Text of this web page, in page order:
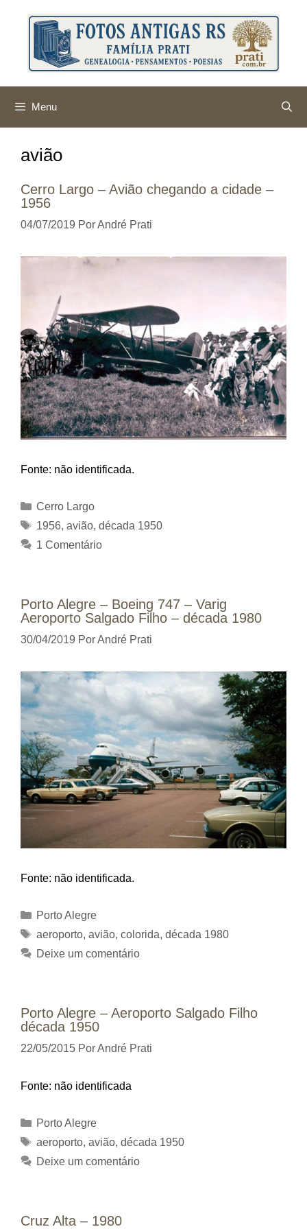
conteúdo
Menu
avião
Cerro Largo – Avião chegando a cidade –
1956
04/07/2019 PorAndré Prati
Fonte: não identificada.
Categorias
Cerro Largo
Tags
1956, avião, década 1950
1 Comentário
Porto Alegre – Boeing 747 – Varig
Aeroporto Salgado Filho – década 1980
30/04/2019 PorAndré Prati
Fonte: não identificada.
Categorias
Porto Alegre
Tags
aeroporto, avião, colorida, década 1980
Deixe um comentário
Porto Alegre – Aeroporto Salgado Filho
década 1950
22/05/2015 PorAndré Prati
Fonte: não identificada
Categorias
Porto Alegre
Tags
aeroporto, avião, década 1950
Deixe um comentário
Cruz Alta – 1980